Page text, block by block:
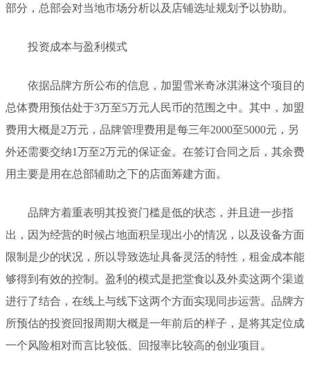
部分，总部会对当地市场分析以及店铺选址规划予以协助。
投资成本与盈利模式
依据品牌方所公布的信息，加盟雪米奇冰淇淋这个项目的
总体费用预估处于3万至5万元人民币的范围之中。其中，加盟
费用大概是2万元，品牌管理费用是每三年2000至5000元，另
外还需要交纳1万至2万元的保证金。在签订合同之后，其余费
用主要是用在总部辅助之下的店面筹建方面。
品牌方着重表明其投资门槛是低的状态，并且进一步指
出，因为经营的时候占地面积呈现出小的情况，以及设备方面
限制是少的状况，所以导致选址具备灵活的特性，租金成本能
够得到有效的控制。盈利的模式是把堂食以及外卖这两个渠道
进行了结合，在线上与线下这两个方面实现同步运营。品牌方
所预估的投资回报周期大概是一年前后的样子，是将其定位成
一个风险相对而言比较低、回报率比较高的创业项目。